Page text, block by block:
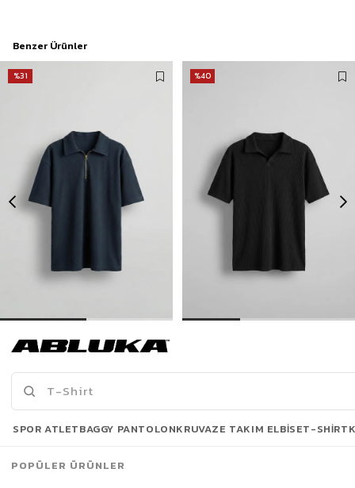
Benzer Ürünler
%31
449,90 TL
649,90 TL
%40
Son Bakılanlar
SPOR ATLETBAGGY PANTOLONKRUVAZE TAKIM ELBISET-SHIRT
POPÜLER ÜRÜNLER